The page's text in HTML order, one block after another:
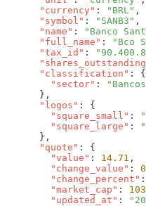
      "currency"
: "BRL"
      "symbol"
: "SANB3"
      "name"
: "Banco
      "full_name"
: "Bco
      "tax_id"
:
      "classification"
        "sector"
:
      "logos"
        "square_small"
:
        "square_large"
:
      "quote"
        "value"
: 14.71
        "change_value"
:
        "change_percent"
:
        "market_cap"
:
        "updated_at"
: